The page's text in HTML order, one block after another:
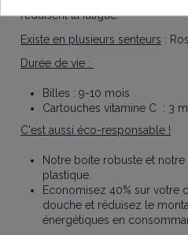
réduisent la fatigue.
Existe en plusieurs senteurs :
Durée de vie :
Billes : 9-10 mois
Cartouches vitamine C : 3
C'est aussi éco-responsable !
Notre boite robuste et
plastique.
Economisez 40% sur votre
douche et réduisez le
énergétiques en